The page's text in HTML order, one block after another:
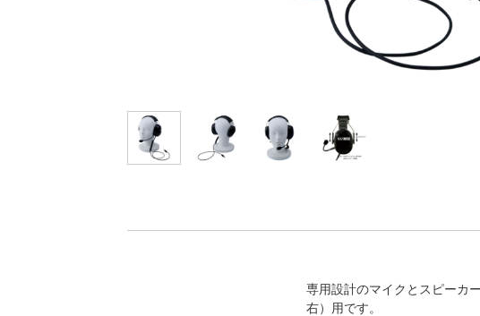
専用設計のマイクとスピーカ
右）用です。